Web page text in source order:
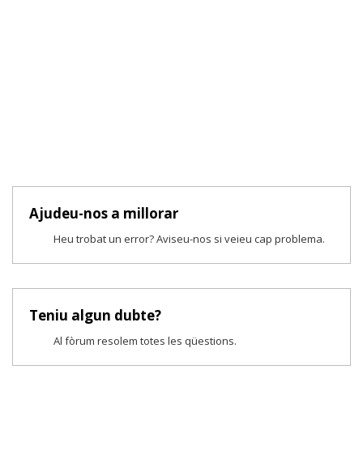
Ajudeu-nos a millorar
Heu trobat un error? Aviseu-nos si veieu cap problema.
Teniu algun dubte?
Al fòrum resolem totes les qüestions.